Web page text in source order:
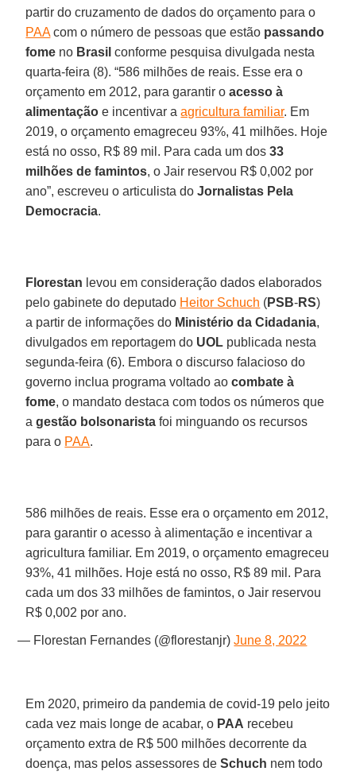
partir do cruzamento de dados do orçamento para o
PAAcom o número de pessoas que estão passando
fome no Brasil conforme pesquisa divulgada nesta
quarta-feira (8). “586 milhões de reais. Esse era o
orçamento em 2012, para garantir oacesso à
alimentação e incentivar aagricultura familiar. Em
2019, o orçamento emagreceu 93%, 41 milhões. Hoje
está no osso, R$ 89 mil. Para cada um dos33
milhões de famintos, o Jair reservou R$ 0,002 por
ano”, escreveu o articulista doJornalistas Pela
Democracia.
Florestan levou em consideração dados elaborados
pelo gabinete do deputado Heitor Schuch (PSB-RS)
a partir de informações do Ministério da Cidadania,
divulgados em reportagem do UOL publicada nesta
segunda-feira (6). Embora o discurso falacioso do
governo inclua programa voltado aocombate à
fome, o mandato destaca com todos os números que
agestão bolsonarista foi minguando os recursos
para o PAA.
586 milhões de reais. Esse era o orçamento em 2012,
para garantir o acesso à alimentação e incentivar a
agricultura familiar. Em 2019, o orçamento emagreceu
93%, 41 milhões. Hoje está no osso, R$ 89 mil. Para
cada um dos 33 milhões de famintos, o Jair reservou
R$ 0,002 por ano.
— Florestan Fernandes (@florestanjr)June 8, 2022
Em 2020, primeiro da pandemia de covid-19 pelo jeito
cada vez mais longe de acabar, o PAA recebeu
orçamento extra de R$ 500 milhões decorrente da
doença, mas pelos assessores deSchuch nem todo